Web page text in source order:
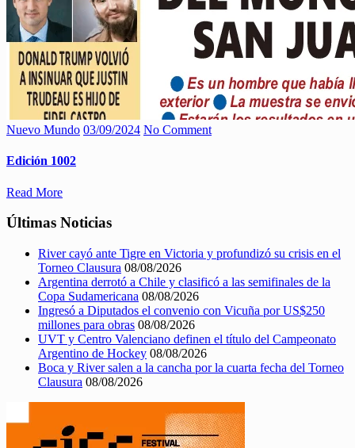
Nuevo Mundo 03/09/2024 No Comment
Edición 1002
Read More
Últimas Noticias
River cayó ante Tigre en Victoria y profundizó su crisis en el
Torneo Clausura 08/08/2026
Argentina derrotó a Chile y clasificó a las semifinales de la
Copa Sudamericana 08/08/2026
Ingresó a Diputados el convenio con Vicuña por US$250
millones para obras 08/08/2026
UVT y Centro Valenciano definen el título del Campeonato
Argentino de Hockey 08/08/2026
Boca y River salen a la cancha por la cuarta fecha del Torneo
Clausura 08/08/2026